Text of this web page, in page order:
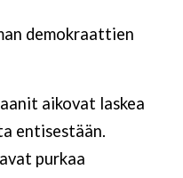
demokraattien
aikovat laskea
entisestään.
purkaa